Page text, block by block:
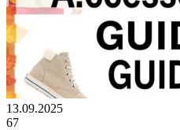
13.09.2025
67